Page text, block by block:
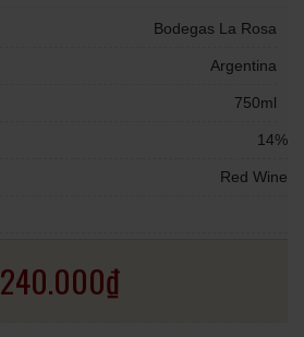
Bodegas La Rosa
Argentina
750ml
14%
Red Wine
240.000₫